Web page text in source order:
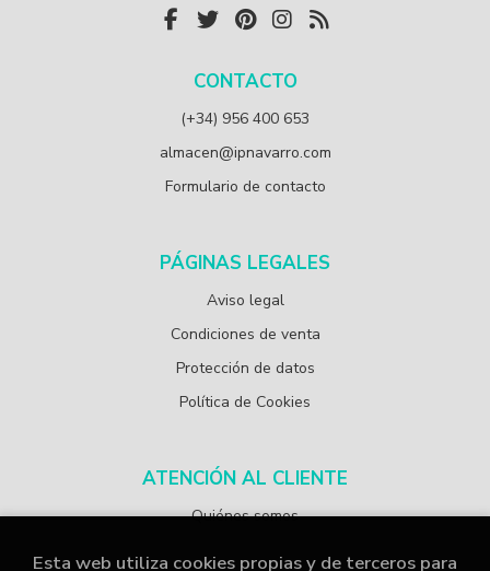
CONTACTO
(+34) 956 400 653
almacen@ipnavarro.com
Formulario de contacto
PÁGINAS LEGALES
Aviso legal
Condiciones de venta
Protección de datos
Política de Cookies
ATENCIÓN AL CLIENTE
Quiénes somos
Esta web utiliza cookies propias y de terceros para